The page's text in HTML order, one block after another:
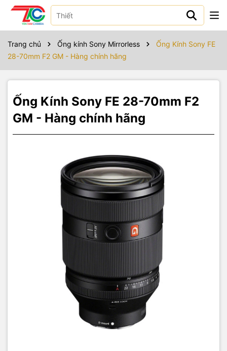
Trang chủ Ống kính Sony Mirrorless
Ống Kính Sony FE
28-70mm F2 GM - Hàng chính hãng
Ống Kính Sony FE 28-70mm F2
GM - Hàng chính hãng
Sản phẩm bao gồm
Loa che nắng (model): ALC-SH182
Nắp đậy trước ống kính: ALC-F86S
Nắp sau ống kính: ALC-R1EM
Bao mềm